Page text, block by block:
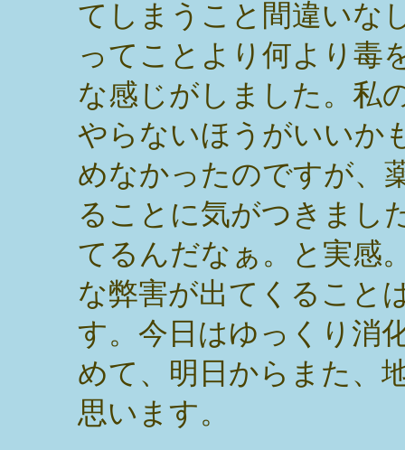
てしまうこと間違いな
ってことより何より毒
な感じがしました。私
やらないほうがいいか
めなかったのですが、
ることに気がつきまし
てるんだなぁ。と実感
な弊害が出てくること
す。今日はゆっくり消
めて、明日からまた、
思います。